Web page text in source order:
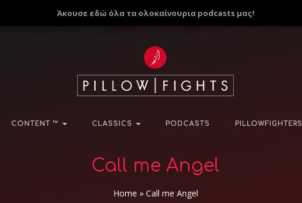
Άκουσε εδώ όλα τα ολοκαίνουρια podcasts μας!
CONTENT ™ CLASSICS PODCASTS PILLOWFIGHTERS
Call me Angel
Home » Call me Angel